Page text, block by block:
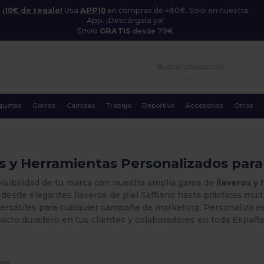
¡10€ de regalo! Usa APP10en compras de +80€. Solo en nuestra
App. ¡Descárgala ya!
Envío GRATIS desde 79€
Gorras Camisas Trabajo Deportivo Accesorios Otros
y Herramientas Personalizados
de tu marca con nuestra amplia gama de llaveros y
elegantes llaveros de piel Saffiano hasta prácticas
para cualquier campaña de marketing. Personaliza
duradero en tus clientes y colaboradores en toda